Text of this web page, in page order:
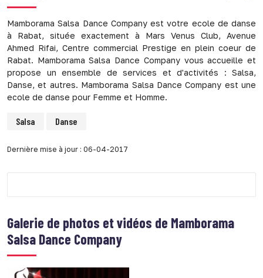
Mamborama Salsa Dance Company est votre ecole de danse
à Rabat, située exactement à Mars Venus Club, Avenue
Ahmed Rifai, Centre commercial Prestige en plein coeur de
Rabat. Mamborama Salsa Dance Company vous accueille et
propose un ensemble de services et d'activités : Salsa,
Danse, et autres. Mamborama Salsa Dance Company est une
ecole de danse pour Femme et Homme.
Salsa Danse
Dernière mise à jour : 06-04-2017
Galerie de photos et vidéos de Mamborama
Salsa Dance Company